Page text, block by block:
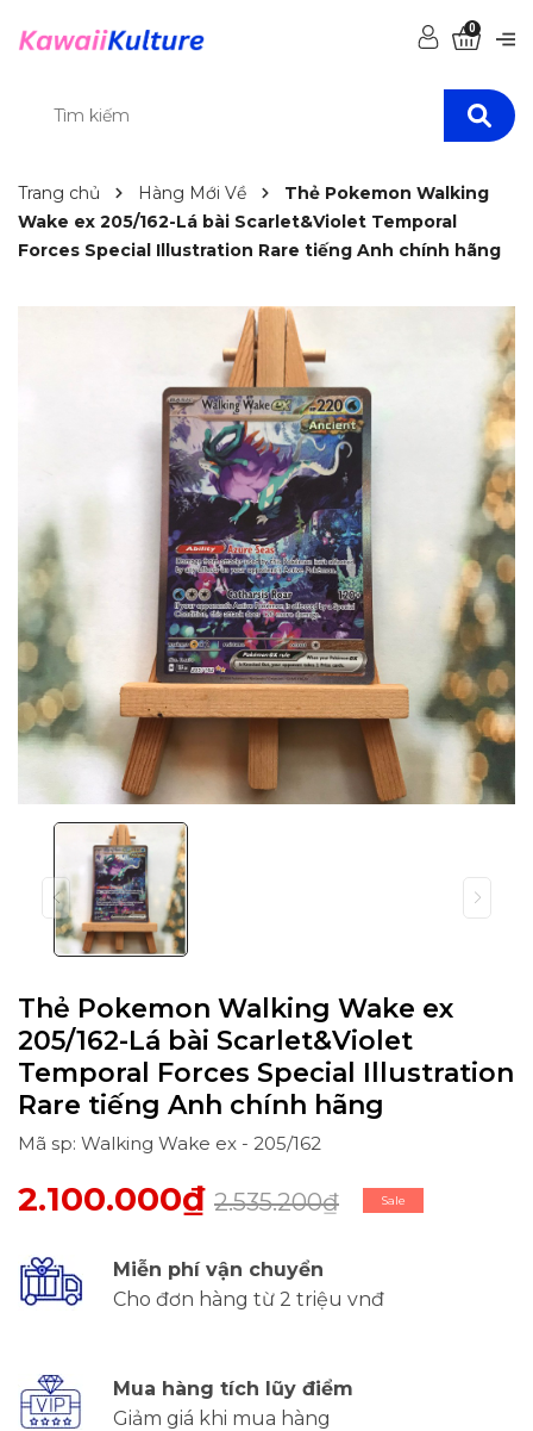
0
Trang chủ Hàng Mới Về
Thẻ Pokemon Walking
Wake ex 205/162-Lá bài Scarlet&Violet Temporal
Forces Special Illustration Rare tiếng Anh chính hãng
Thẻ Pokemon Walking Wake ex
205/162-Lá bài Scarlet&Violet
Temporal Forces Special Illustration
Rare tiếng Anh chính hãng
Mã sp: Walking Wake ex - 205/162
2.100.000₫ 2.535.200₫ Sale
Miễn phí vận chuyển
Cho đơn hàng từ 2 triệu vnđ
Mua hàng tích lũy điểm
Giảm giá khi mua hàng